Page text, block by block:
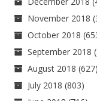
November 2018
October 2018
September 2018
August 2018 (627)
July 2018 (803)